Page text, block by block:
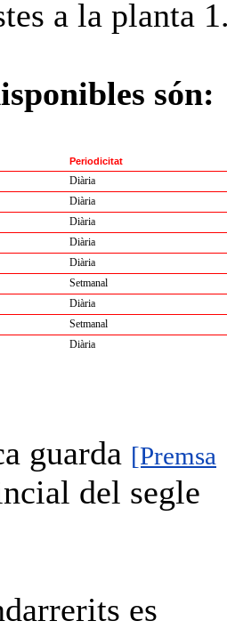
a la planta
són:
Periodicitat
Diària
Diària
Diària
Diària
Diària
Setmanal
Diària
Setmanal
Diària
guarda [Premsa
del segle
es